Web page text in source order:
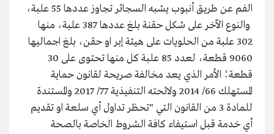
الفم عن طريق أنبوب يشبه السجائر تجاوز عددها 55 علبة،
والنوع الآخر على شكل حقنة بلغ عددها 387 علبة، منها
302 علبة من الحلويات على هيئة إبر او حقن، بلغ اجماليها
9060 قطعة، لعدد 85 علبة كل منها تحتوى على 30
قطعة؛ الأمر الذي يعد مخالفة صريحة لقانون حماية
المستهلك 66/ 2014 ولائحته التنفيذية 77/ 2017 والمستندة
للمادة 3 من القانون التي "تحظر تداول أي سلعة او تقديم
أي خدمة قبل استيفاء كافة الشروط الخاصة بالصحة